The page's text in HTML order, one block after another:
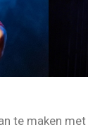
te maken